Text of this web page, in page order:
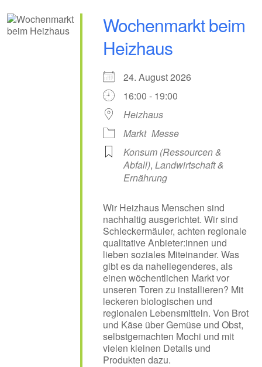
Wochenmarkt beim
Heizhaus
24. August 2026
16:00 - 19:00
Heizhaus
Markt Messe
Konsum (Ressourcen &
Abfall), Landwirtschaft &
Ernährung
Wir Heizhaus Menschen sind
nachhaltig ausgerichtet. Wir sind
Schleckermäuler, achten regionale
qualitative Anbieter:innen und
lieben soziales Miteinander. Was
gibt es da naheliegenderes, als
einen wöchentlichen Markt vor
unseren Toren zu installieren? Mit
leckeren biologischen und
regionalen Lebensmitteln. Von Brot
und Käse über Gemüse und Obst,
selbstgemachten Mochi und mit
vielen kleinen Details und
Produkten dazu.